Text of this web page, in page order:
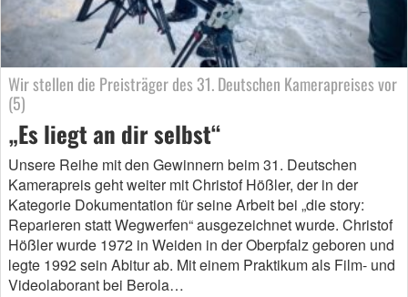
Wir stellen die Preisträger des 31. Deutschen Kamerapreises vor
(5)
„Es liegt an dir selbst“
Unsere Reihe mit den Gewinnern beim 31. Deutschen
Kamerapreis geht weiter mit Christof Hößler, der in der
Kategorie Dokumentation für seine Arbeit bei „die story:
Reparieren statt Wegwerfen“ ausgezeichnet wurde. Christof
Hößler wurde 1972 in Weiden in der Oberpfalz geboren und
legte 1992 sein Abitur ab. Mit einem Praktikum als Film- und
Videolaborant bei Berola…